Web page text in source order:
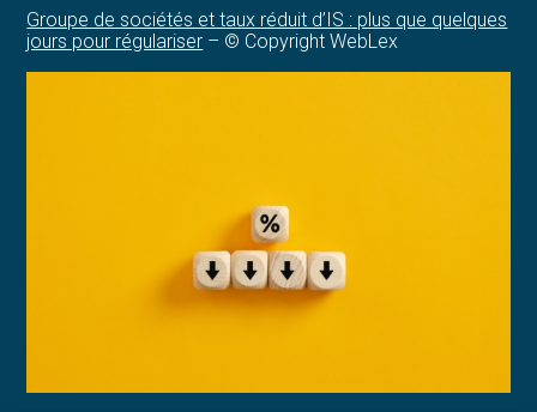
Groupe de sociétés et taux réduit d’IS : plus que quelques
jours pour régulariser – © Copyright WebLex